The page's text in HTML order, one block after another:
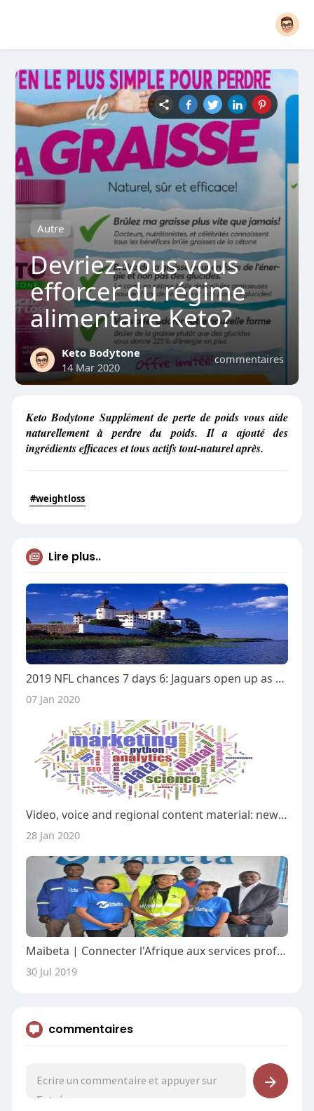
Autre
Devriez-vous vous
efforcer du régime
alimentaire Keto?
commentaires
Keto Bodytone
14 Mar 2020
Keto Bodytone Supplément de perte de poids vous aide
naturellement à perdre du poids. Il a ajouté des
ingrédients efficaces et tous actifs tout-naturel après.
#weightloss
Lire plus..
2019 NFL chances 7 days 6: Jaguars open up as 1-position favorites vs. Saints
07 Jan 2020
Video, voice and regional content material: new traits of digital marketing
28 Jan 2020
Maibeta | Connecter l'Afrique aux services professionnels
30 Jul 2019
commentaires